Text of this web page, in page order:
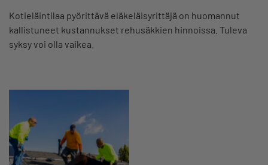
Kotieläintilaa pyörittävä eläkeläisyrittäjä on huomannut
kallistuneet kustannukset rehusäkkien hinnoissa. Tuleva
syksy voi olla vaikea.